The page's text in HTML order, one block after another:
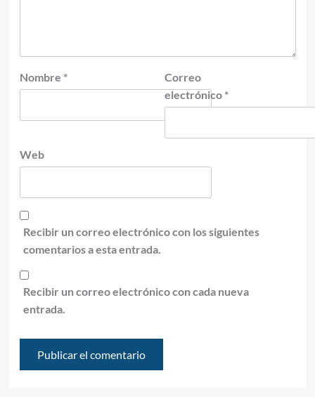
Nombre *
Correo
electrónico *
Web
Recibir un correo electrónico con los siguientes
comentarios a esta entrada.
Recibir un correo electrónico con cada nueva
entrada.